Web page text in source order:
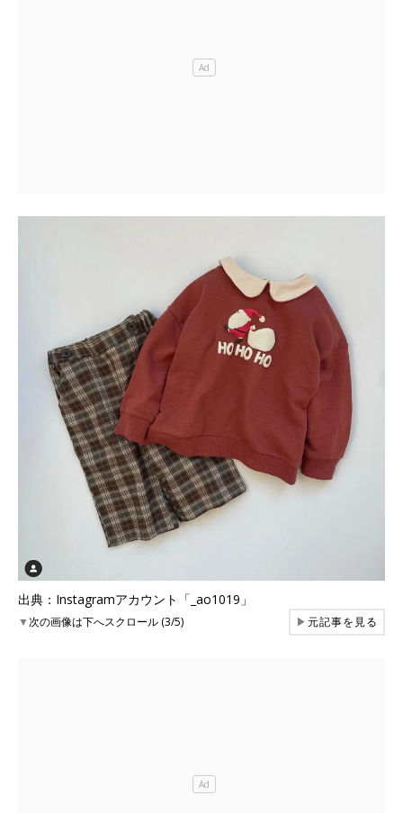
出典：Instagramアカウント「_ao1019」
▼次の画像は下へスクロール (3/5) ▶元記事を見る